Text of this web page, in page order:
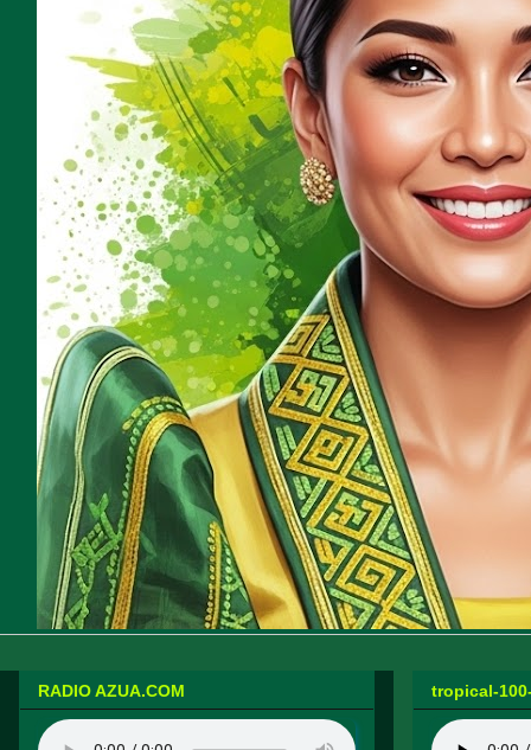
tropical-
RADIO AZUA.COM